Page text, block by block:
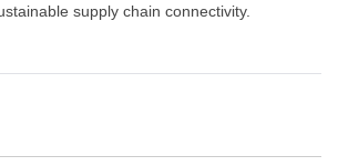
supply chain connectivity.